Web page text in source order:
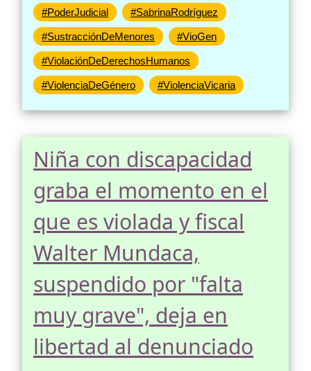
#PoderJudicial #SabrinaRodríguez
#SustracciónDeMenores #VioGen
#ViolaciónDeDerechosHumanos
#ViolenciaDeGénero #ViolenciaVicaria
Niña con discapacidad
graba el momento en el
que es violada y fiscal
Walter Mundaca,
suspendido por "falta
muy grave", deja en
libertad al denunciado